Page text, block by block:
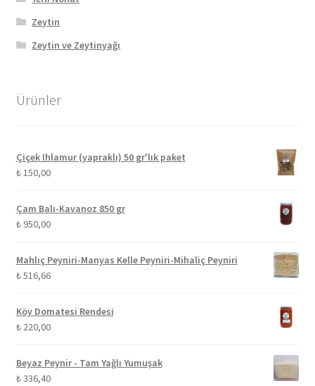
Zeytin
Zeytin ve Zeytinyağı
Ürünler
Çiçek Ihlamur (yapraklı) 50 gr'lık paket
₺150,00
Çam Balı-Kavanoz 850 gr
₺950,00
Mahlıç Peyniri-Manyas Kelle Peyniri-Mihaliç Peyniri
₺516,66
Köy Domatesi Rendesi
₺220,00
Beyaz Peynir - Tam Yağlı Yumuşak
₺336,40